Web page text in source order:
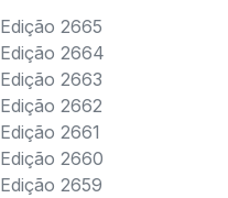
Edição 2665
Edição 2664
Edição 2663
Edição 2662
Edição 2661
Edição 2660
Edição 2659